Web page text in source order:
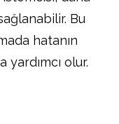
Bu
hatanın
olur.